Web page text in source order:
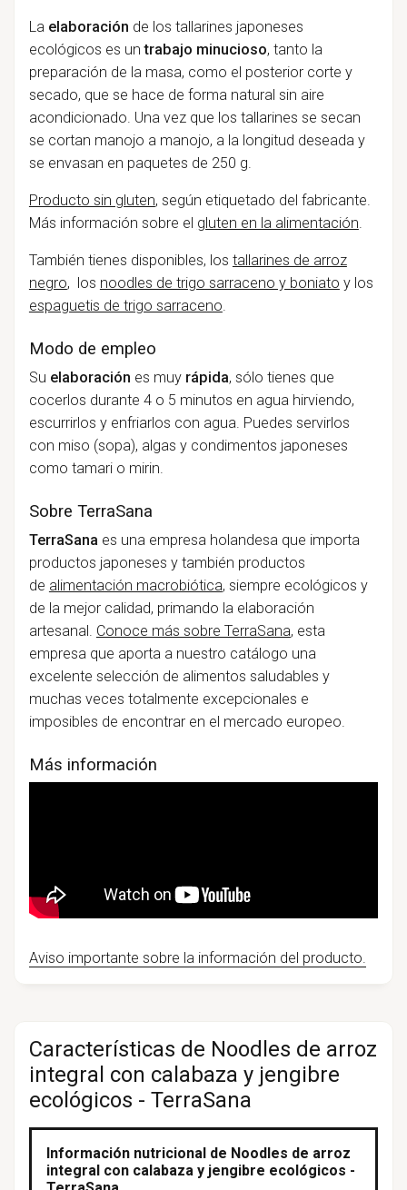
La elaboración de los tallarines japoneses
ecológicos es untrabajo minucioso, tanto la
preparación de la masa, como el posterior corte y
secado, que se hace de forma natural sin aire
acondicionado. Una vez que los tallarines se secan
se cortan manojo a manojo, a la longitud deseada y
se envasan en paquetes de 250 g.
Producto sin gluten, según etiquetado del fabricante.
Más información sobre el gluten en la alimentación.
También tienes disponibles, los tallarines de arroz
negro, los noodles de trigo sarraceno y boniato y los
espaguetis de trigo sarraceno.
Modo de empleo
Su elaboración es muy rápida, sólo tienes que
cocerlos durante 4 o 5 minutos en agua hirviendo,
escurrirlos y enfriarlos con agua. Puedes servirlos
con miso (sopa), algas y condimentos japoneses
como tamari o mirin.
Sobre TerraSana
TerraSana es una empresa holandesa que importa
productos japoneses y también productos
de alimentación macrobiótica, siempre ecológicos y
de la mejor calidad, primando la elaboración
artesanal. Conoce más sobre TerraSana, esta
empresa que aporta a nuestro catálogo una
excelente selección de alimentos saludables y
muchas veces totalmente excepcionales e
imposibles de encontrar en el mercado europeo.
Más información
Aviso importante sobre la información del producto.
Características de Noodles de arroz
integral con calabaza y jengibre
ecológicos - TerraSana
Información nutricional de Noodles de arroz
integral con calabaza y jengibre ecológicos -